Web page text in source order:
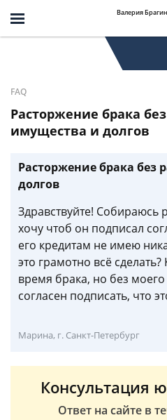
Валерия
FAQ
Расторжение брака
имущества и долгов
Расторжение брака без
долгов
Здравствуйте! Собираюсь
хочу чтоб он подписал
его кредитам не имею
это грамотно всё
время брака, но без
согласен подписать, что
Марина, г. Санкт-Петербург
Консультация
Ответ на сайте в